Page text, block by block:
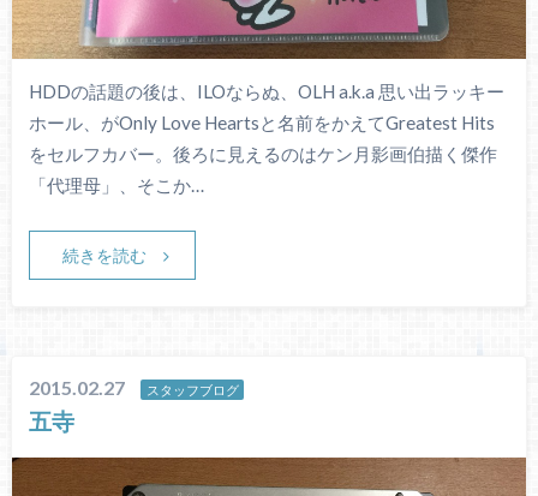
HDDの話題の後は、ILOならぬ、OLH a.k.a 思い出ラッキー
ホール、がOnly Love Heartsと名前をかえてGreatest Hits
をセルフカバー。後ろに見えるのはケン月影画伯描く傑作
「代理母」、そこか…
続きを読む
2015.02.27 スタッフブログ
五寺